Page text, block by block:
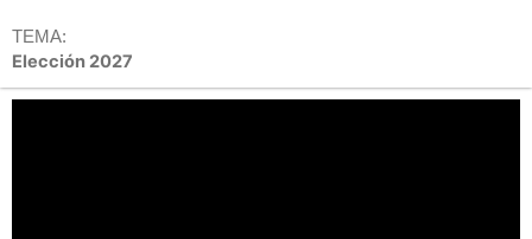
TEMA:
Elección 2027